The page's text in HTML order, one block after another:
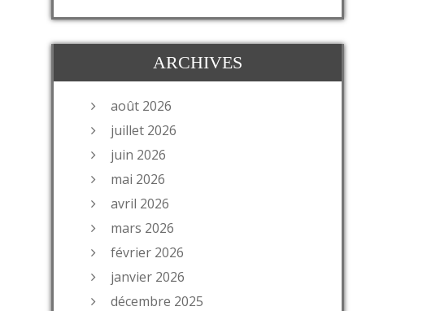
ARCHIVES
août 2026
juillet 2026
juin 2026
mai 2026
avril 2026
mars 2026
février 2026
janvier 2026
décembre 2025